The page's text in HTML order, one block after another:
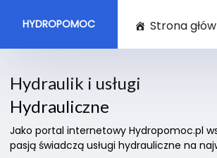
HYDROPOMOC Strona
Hydraulik i usługi
Hydrauliczne
Jako portal internetowy Hydropomoc.pl
pasją świadczą usługi hydrauliczne na